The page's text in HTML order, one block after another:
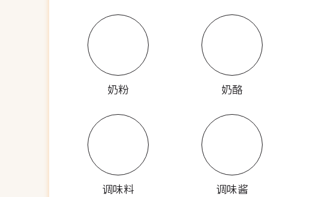
奶粉 奶酪
调味料 调味酱